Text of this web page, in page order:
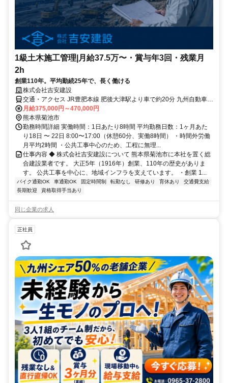
1級土木施工管理|月給37.5万〜・賞与年3回・残業月
2h
創業110年。平均勤続25年で、長く働ける
株式会社吉安建設
交通・アクセス JR豊肥本線 肥後大津駅より車で約20分 九州自動車道
植木ICより車で約15分
月給375,000円～470,000円
熊本県菊池市
勤務時間詳細 実働時間：1日あたり8時間 平均勤務日数：1ヶ月あた
り18日 〜 22日 8:00〜17:00（休憩60分、実働8時間） ・時間外労働
月平均2時間 ・公共工事中心のため、工程に無理...
仕事内容 ◆ 株式会社吉安建設について 熊本県菊池市に本社を置く総
合建設業者です。 大正5年（1916年）創業、110年の歴史がありま
す。 公共工事を中心に、地域インフラを支えています。 ・創業 1...
バイク通勤OK 車通勤OK 固定時間制 転勤なし 研修あり 育休あり
交通費支給
長期歓迎
資格取得手当あり
同じ企業の求人
正社員